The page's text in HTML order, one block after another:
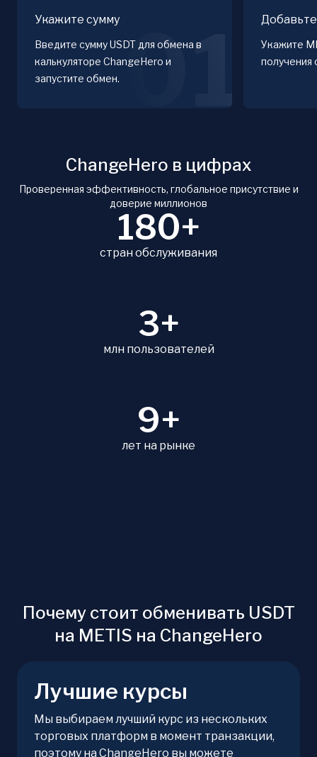
Укажите сумму
Введите сумму USDT для обмена в
калькуляторе ChangeHero и
запустите обмен. 01
Укажите
получения
ChangeHero в цифрах
Проверенная эффективность, глобальное присутствие и
доверие миллионов
180+
стран обслуживания
3+
млн пользователей
9+
лет на рынке
Почему стоит обменивать USDT
на METIS на ChangeHero
Лучшие курсы
Мы выбираем лучший курс из нескольких
торговых платформ в момент транзакции,
поэтому на ChangeHero вы можете